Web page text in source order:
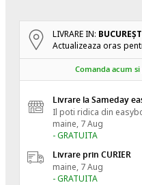
LIVRARE IN:
Actualizeaza oras
Comanda acum
Livrare la Sameday
Il poti ridica din
maine, 7 Aug
- GRATUITA
Livrare prin CURIER
maine, 7 Aug
- GRATUITA